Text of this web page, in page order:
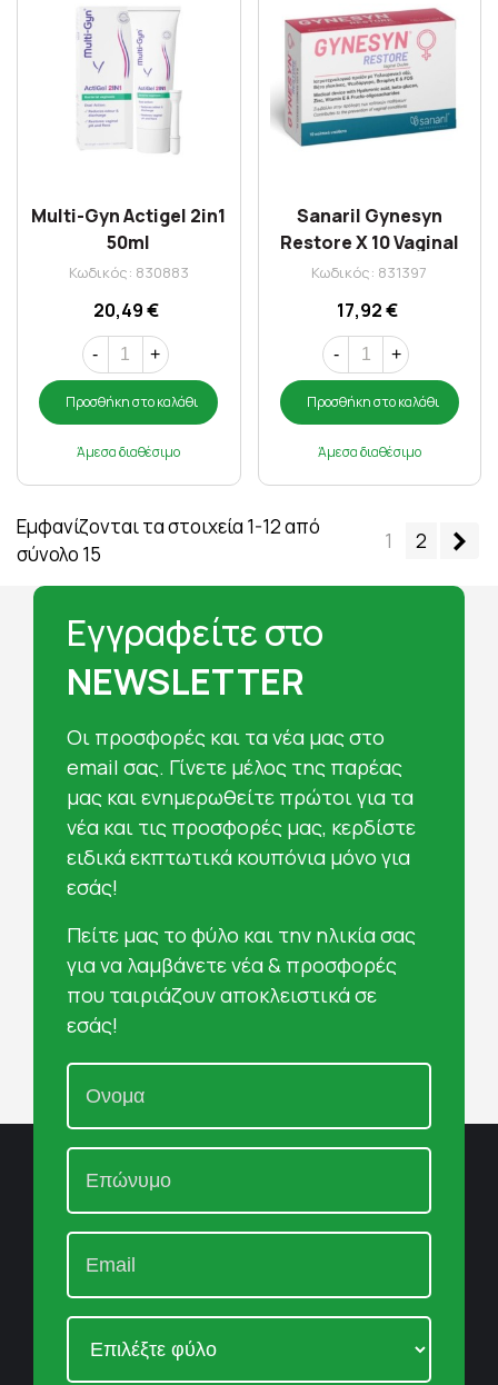
Multi-Gyn Actigel 2in1
50ml
Κωδικός: 830883
20,49 €
- +
Προσθήκη στο καλάθι
Άμεσα διαθέσιμο
Sanaril Gynesyn
Restore X 10 Vaginal
Ovules
Κωδικός: 831397
17,92 €
- +
Προσθήκη στο καλάθι
Άμεσα διαθέσιμο
Εμφανίζονται τα στοιχεία 1-12 από
σύνολο 15
1 2
Εγγραφείτε στο
NEWSLETTER
Oι προσφορές και τα νέα μας στο
email σας. Γίνετε μέλος της παρέας
μας και ενημερωθείτε πρώτοι για τα
νέα και τις προσφορές μας, κερδίστε
ειδικά εκπτωτικά κουπόνια μόνο για
εσάς!
Πείτε μας το φύλο και την ηλικία σας
για να λαμβάνετε νέα & προσφορές
που ταιριάζουν αποκλειστικά σε
εσάς!